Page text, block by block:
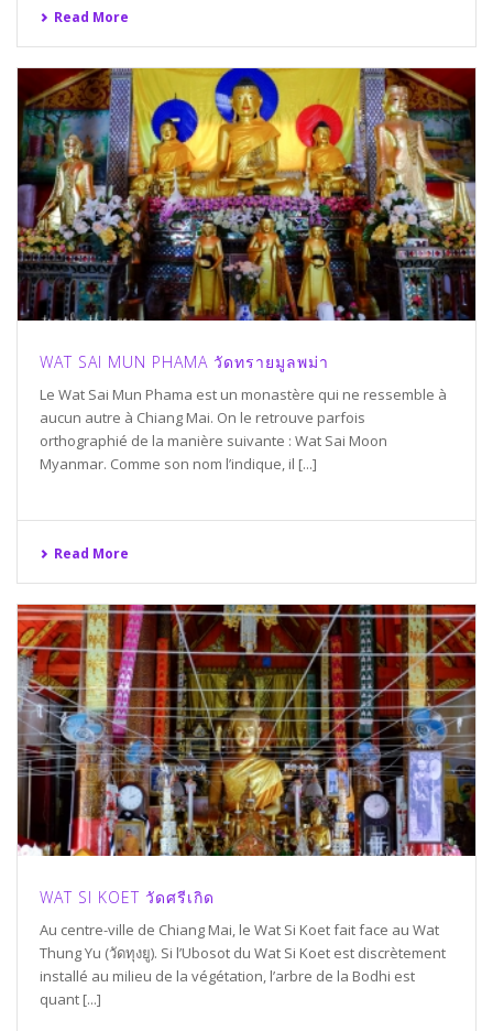
Read More
WAT SAI MUN PHAMA วัดทรายมูลพม่า
Le Wat Sai Mun Phama est un monastère qui ne ressemble à
aucun autre à Chiang Mai. On le retrouve parfois
orthographié de la manière suivante : Wat Sai Moon
Myanmar. Comme son nom l’indique, il [...]
Read More
WAT SI KOET วัดศรีเกิด
Au centre-ville de Chiang Mai, le Wat Si Koet fait face au Wat
Thung Yu (วัดทุงยู). Si l’Ubosot du Wat Si Koet est discrètement
installé au milieu de la végétation, l’arbre de la Bodhi est
quant [...]